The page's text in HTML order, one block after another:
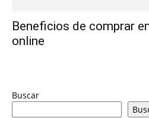
Beneficios de comprar
online
Buscar